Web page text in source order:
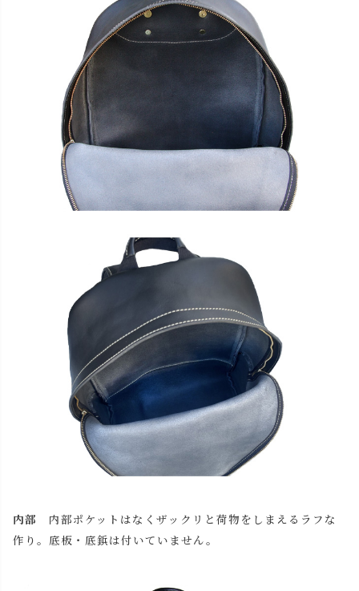
内部 内部ポケットはなくザックリと荷物をしまえるラフな
作り。底板・底鋲は付いていません。